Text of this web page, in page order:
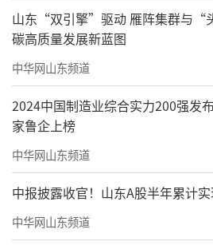
山东“双引擎”驱动 雁阵集群与“
碳高质量发展新蓝图
中华网山东频道
2024中国制造业综合实力200强发
家鲁企上榜
中华网山东频道
中报披露收官！山东A股半年累计
中华网山东频道